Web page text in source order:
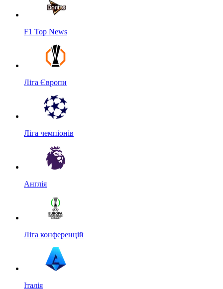
F1 Top News
Ліга Європи
Ліга чемпіонів
Англія
Ліга конференцій
Італія